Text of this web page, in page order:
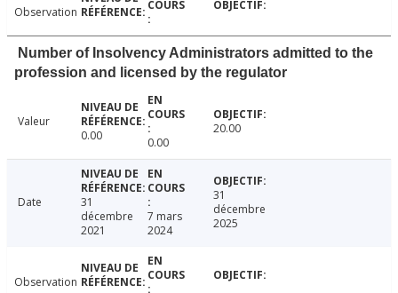
Observation
Number of Insolvency Administrators admitted to the
profession and licensed by the regulator
Valeur
0.00
0.00
20.00
Date
31
décembre
2021
7 mars
2024
31
décembre
2025
Observation